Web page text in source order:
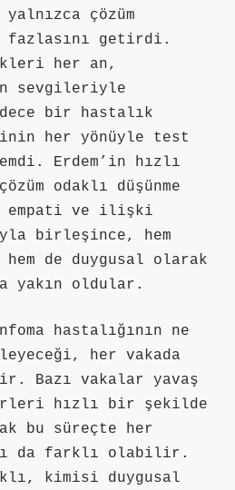
çözüm
fazlasını getirdi.
her an,
sevgileriyle
bir hastalık
her yönüyle test
Erdem’in hızlı
odaklı düşünme
empati ve ilişki
birleşince, hem
de duygusal olarak
yakın oldular.
hastalığının ne
her vakada
Bazı vakalar yavaş
hızlı bir şekilde
bu süreçte her
da farklı olabilir.
kimisi duygusal